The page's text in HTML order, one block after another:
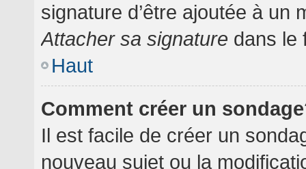
signature d’être ajoutée à un
Attacher sa signature dans le
Haut
Comment créer un
Il est facile de créer un
nouveau sujet ou la